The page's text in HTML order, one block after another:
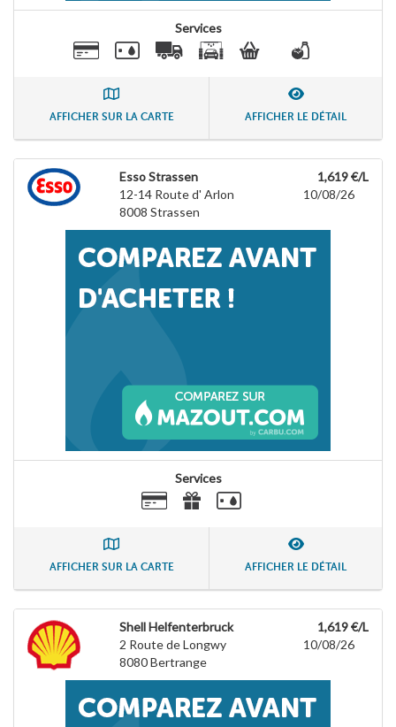
Services
AFFICHER SUR LA CARTE AFFICHER LE DÉTAIL
Esso Strassen
12-14 Route d' Arlon
8008 Strassen
1,619 €/L
10/08/26
Services
AFFICHER SUR LA CARTE AFFICHER LE DÉTAIL
Shell Helfenterbruck
2 Route de Longwy
8080Bertrange
1,619 €/L
10/08/26